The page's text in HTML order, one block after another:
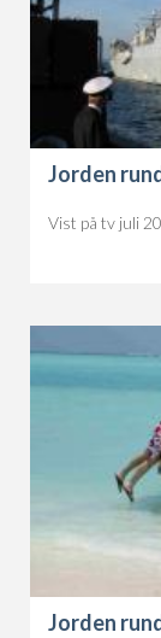
Jorden
Vist på tv juli
Jorden